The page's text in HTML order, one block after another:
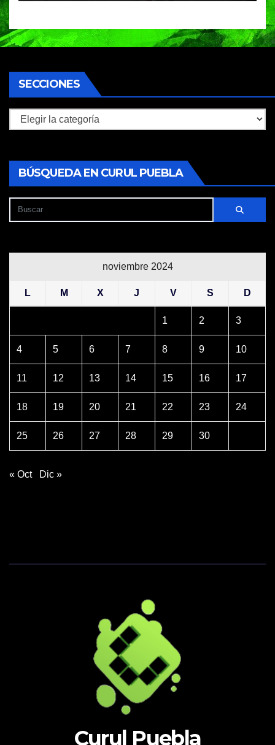
SECCIONES
Secciones
BÚSQUEDA EN CURUL PUEBLA
noviembre 2024
L M X J V S D
1 2 3
4 5 6 7 8 9 10
11 12 13 14 15 16 17
18 19 20 21 22 23 24
25 26 27 28 29 30
« Oct Dic »
Curul Puebla